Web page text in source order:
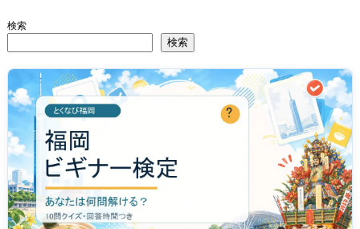
検索
検索